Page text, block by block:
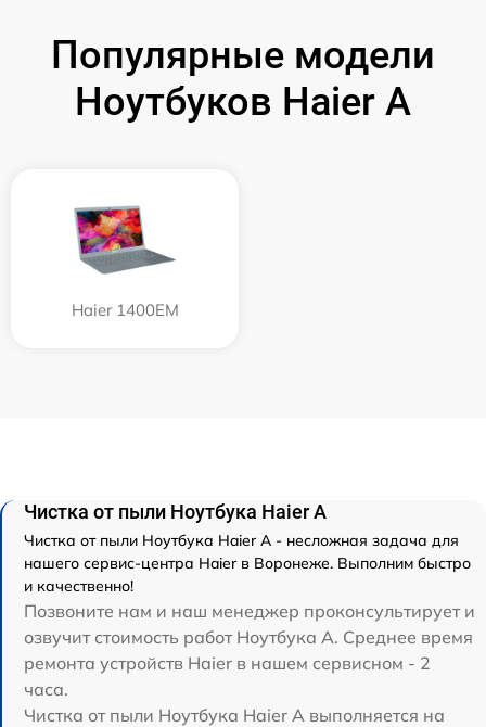
Популярные модели
Ноутбуков Haier A
Haier 1400EM
Чистка от пыли Ноутбука Haier A
Чистка от пыли Ноутбука Haier A - несложная задача для
нашего сервис-центра Haier в Воронеже. Выполним быстро
и качественно!
Позвоните нам и наш менеджер проконсультирует и
озвучит стоимость работ Ноутбука A. Среднее время
ремонта устройств Haier в нашем сервисном - 2
часа.
Чистка от пыли Ноутбука Haier A выполняется на